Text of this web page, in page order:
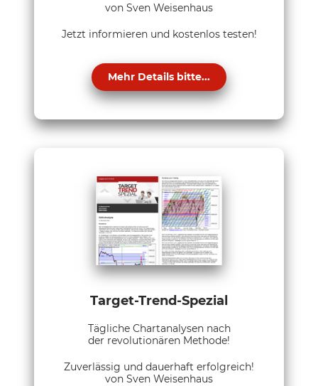
von Sven Weisenhaus
Jetzt informieren und kostenlos testen!
Mehr Details bitte...
Target-Trend-Spezial
Tägliche Chartanalysen nach
der revolutionären Methode!
Zuverlässig und dauerhaft erfolgreich!
von Sven Weisenhaus